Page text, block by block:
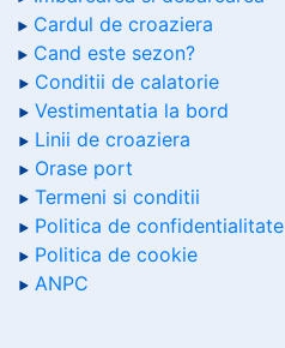
Cardul de croaziera
Cand este sezon?
Conditii de calatorie
Vestimentatia la bord
Linii de croaziera
Orase port
Termeni si conditii
Politica de confidentialitate
Politica de cookie
ANPC